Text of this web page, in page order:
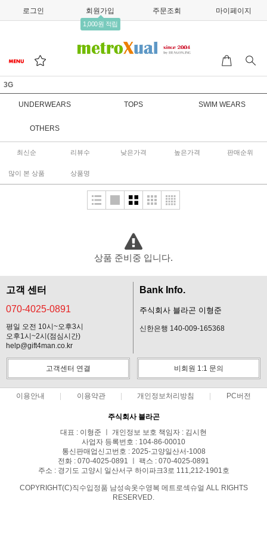
로그인 회원가입
1,000원 적립
주문조회 마이페이지
3G
UNDERWEARS TOPS SWIM WEARS
OTHERS
최신순 리뷰수 낮은가격 높은가격 판매순위
많이 본 상품 상품명
상품 준비중 입니다.
고객 센터
070-4025-0891
평일 오전 10시~오후3시
오후1시~2시(점심시간)
help@gift4man.co.kr
Bank Info.
주식회사 블라곤 이형준
신한은행 140-009-165368
고객센터 연결 비회원 1:1 문의
이용안내 이용약관 개인정보처리방침 PC버전
주식회사 블라곤
대표 : 이형준 ㅣ 개인정보 보호 책임자 : 김시현
사업자 등록번호 : 104-86-00010
통신판매업신고번호 : 2025-고양일산서-1008
전화 : 070-4025-0891 ㅣ 팩스 : 070-4025-0891
주소 : 경기도 고양시 일산서구 하이파크3로 111,212-1901호
COPYRIGHT(C)직수입정품 남성속옷수영복 메트로섹슈얼 ALL RIGHTS
RESERVED.